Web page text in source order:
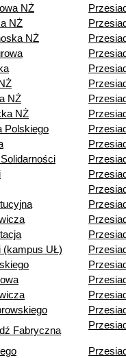
NŻ
NŻ
NŻ
NŻ
NŻ
Polskiego
(kampus UŁ)
Fabryczna